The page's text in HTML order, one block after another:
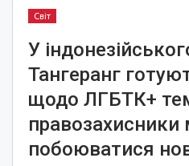
Світ
У
Тангеранг
щодо ЛГБТК+
побоюватися